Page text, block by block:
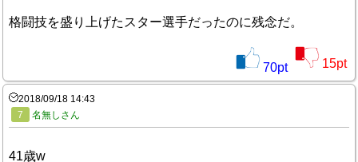
格闘技を盛り上げたスター選手だったのに残念だ。
70pt 15pt
2018/09/18 14:43
7
名無しさん
41歳w